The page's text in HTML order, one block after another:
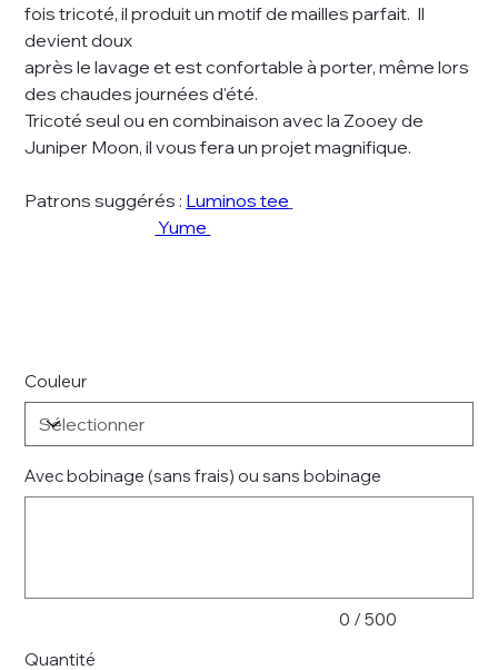
fois tricoté, il produit un motif de mailles parfait. Il
devient doux
après le lavage et est confortable à porter, même lors
des chaudes journées d'été.
Tricoté seul ou en combinaison avec la Zooey de
Juniper Moon, il vous fera un projet magnifique.
Patrons suggérés : Luminos tee
Yume
Couleur
Avec bobinage (sans frais) ou sans bobinage
0 / 500
Quantité